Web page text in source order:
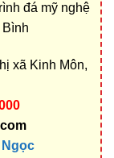
đá mỹ nghệ
xã Kinh Môn,